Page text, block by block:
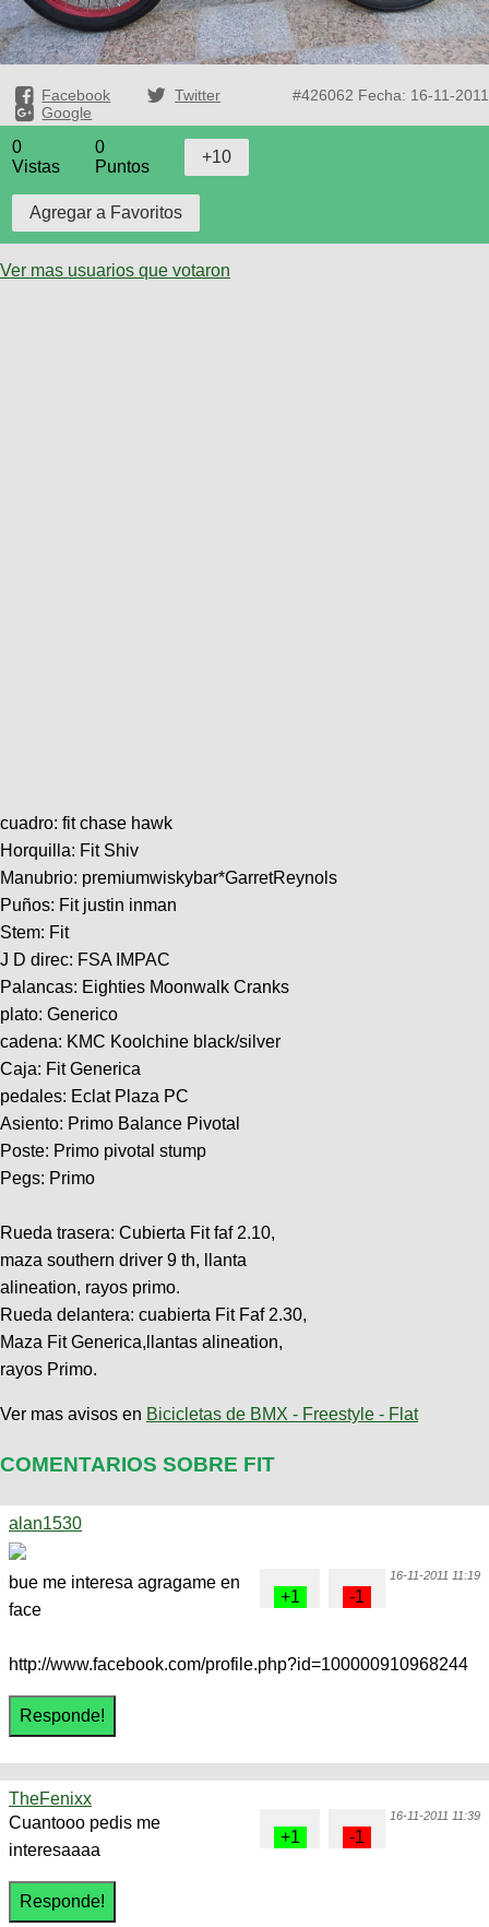
Facebook
Twitter
Google
#426062 Fecha: 16-11-2011
0
Vistas
0
Puntos
Ver mas usuarios que votaron
cuadro: fit chase hawk
Horquilla: Fit Shiv
Manubrio: premiumwiskybar*GarretReynols
Puños: Fit justin inman
Stem: Fit
J D direc: FSA IMPAC
Palancas: Eighties Moonwalk Cranks
plato: Generico
cadena: KMC Koolchine black/silver
Caja: Fit Generica
pedales: Eclat Plaza PC
Asiento: Primo Balance Pivotal
Poste: Primo pivotal stump
Pegs: Primo
Rueda trasera: Cubierta Fit faf 2.10,
maza southern driver 9 th, llanta
alineation, rayos primo.
Rueda delantera: cuabierta Fit Faf 2.30,
Maza Fit Generica,llantas alineation,
rayos Primo.
Ver mas avisos en Bicicletas de BMX - Freestyle - Flat
COMENTARIOS SOBRE FIT
alan1530
16-11-2011 11:19
bue me interesa agragame en
face
http://www.facebook.com/profile.php?id=100000910968244
TheFenixx
16-11-2011 11:39
Cuantooo pedis me
interesaaaa